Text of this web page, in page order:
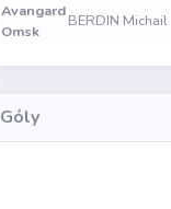
Avangard
Omsk
BERDIN Michail
Góly